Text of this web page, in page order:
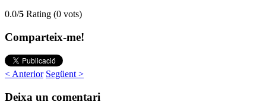
0.0/5 Rating (0 vots)
Comparteix-me!
< Anterior Següent >
Deixa un comentari